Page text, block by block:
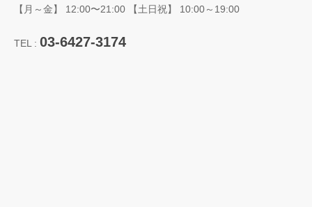
【月～金】 12:00〜21:00 【土日祝】 10:00～19:00
TEL : 03-6427-3174